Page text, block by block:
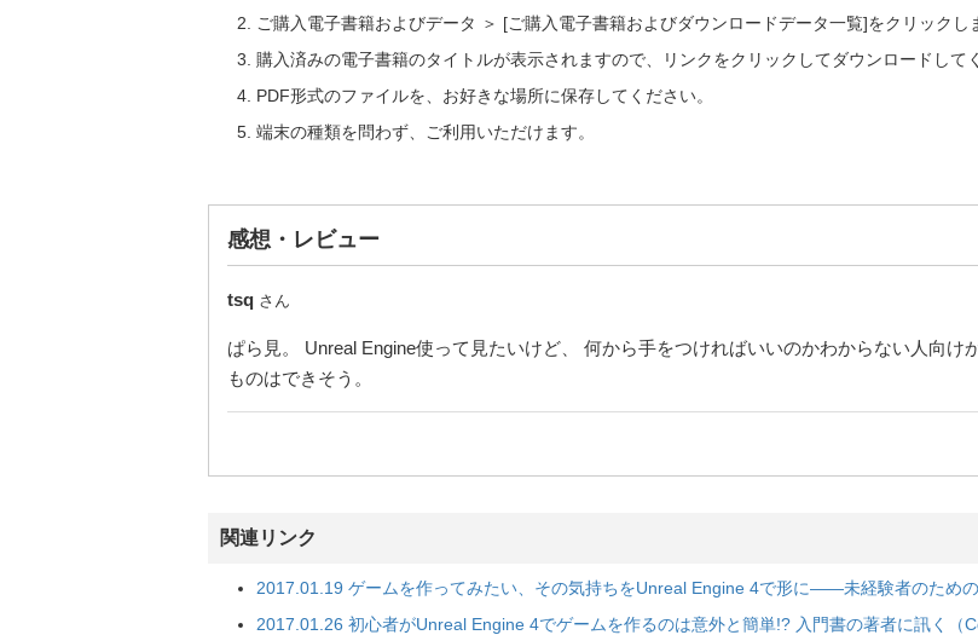
ご購入電子書籍およびデータ ＞ [ご購入電子書籍およびダウンロードデータ一覧]をクリックし
購入済みの電子書籍のタイトルが表示されますので、リンクをクリックしてダウンロードして
PDF形式のファイルを、お好きな場所に保存してください。
端末の種類を問わず、ご利用いただけます。
感想・レビュー
tsq さん
ぱら見。 Unreal Engine使って見たいけど、 何から手をつければいいのかわからない人向け
ものはできそう。
関連リンク
2017.01.19 ゲームを作ってみたい、その気持ちをUnreal Engine 4で形に――未経験者のための
2017.01.26 初心者がUnreal Engine 4でゲームを作るのは意外と簡単!? 入門書の著者に訊く（